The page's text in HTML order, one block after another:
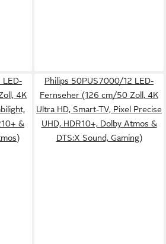
LED-
4K
&
Philips 50PUS7000/12 LED-
Fernseher (126 cm/50 Zoll, 4K
Ultra HD, Smart-TV, Pixel Precise
UHD, HDR10+, Dolby Atmos &
DTS:X Sound, Gaming)